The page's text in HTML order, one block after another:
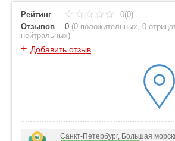
Рейтинг
0(0)
Отзывов
0 (0 положительных, 0
нейтральных)
+ Добавить отзыв
Санкт-Петербург, Большая